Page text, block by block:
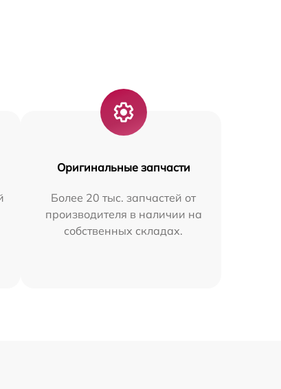
Оригинальные запчасти
Более 20 тыс. запчастей от
производителя в наличии на
собственных складах.